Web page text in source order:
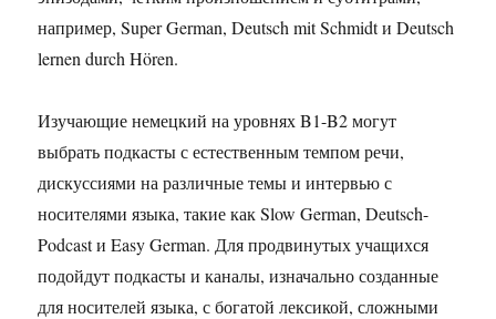
например, Super German, Deutsch mit Schmidt и Deutsch
lernen durch Hören.
Изучающие немецкий на уровнях B1-B2 могут
выбрать подкасты с естественным темпом речи,
дискуссиями на различные темы и интервью с
носителями языка, такие как Slow German, Deutsch-
Podcast и Easy German. Для продвинутых учащихся
подойдут подкасты и каналы, изначально созданные
для носителей языка, с богатой лексикой, сложными